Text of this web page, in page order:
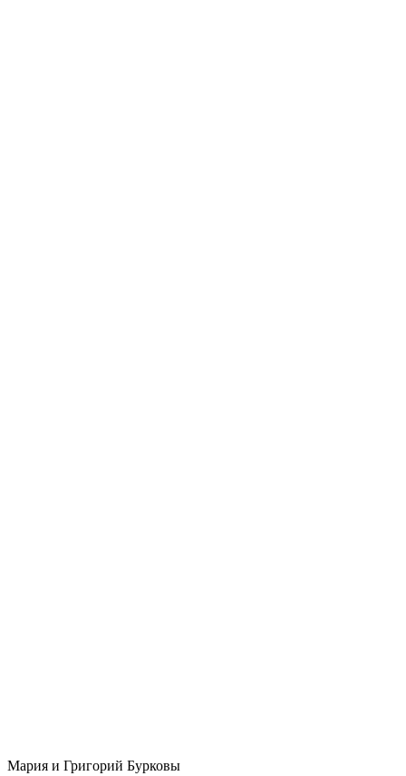
Мария и Григорий Бурковы